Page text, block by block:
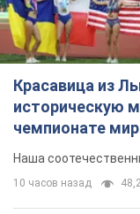
Красавица из
историческую
чемпионате
Видео
Наша
10 часов назад